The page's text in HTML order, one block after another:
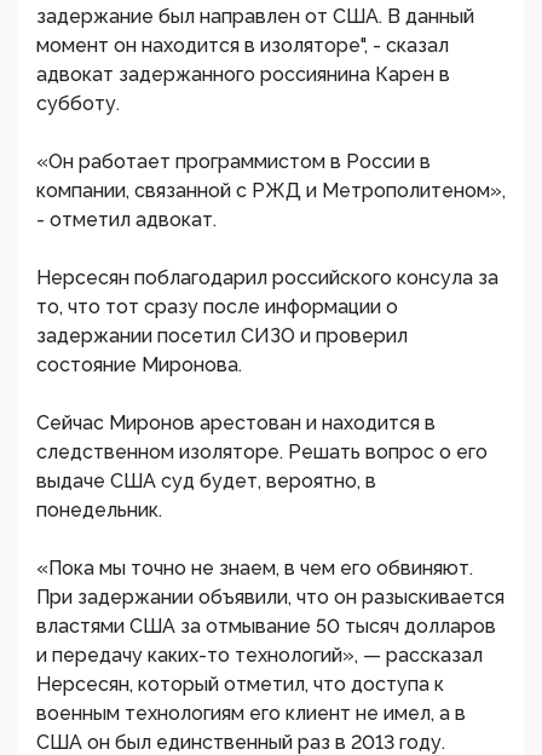
задержание был направлен от США. В данный
момент он находится в изоляторе", - сказал
адвокат задержанного россиянина Карен в
субботу.
«Он работает программистом в России в
компании, связанной с РЖД и Метрополитеном»,
- отметил адвокат.
Нерсесян поблагодарил российского консула за
то, что тот сразу после информации о
задержании посетил СИЗО и проверил
состояние Миронова.
Сейчас Миронов арестован и находится в
следственном изоляторе. Решать вопрос о его
выдаче США суд будет, вероятно, в
понедельник.
«Пока мы точно не знаем, в чем его обвиняют.
При задержании объявили, что он разыскивается
властями США за отмывание 50 тысяч долларов
и передачу каких-то технологий», — рассказал
Нерсесян, который отметил, что доступа к
военным технологиям его клиент не имел, а в
США он был единственный раз в 2013 году.